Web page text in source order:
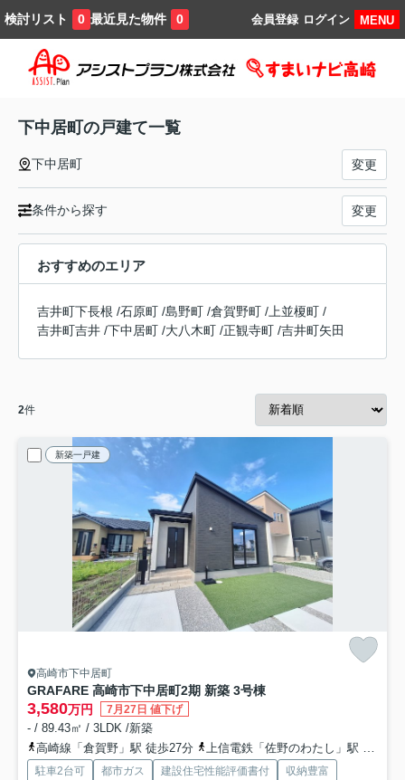
検討リスト 0 最近見た物件 0 MENU
ログイン
会員登録
下中居町の戸建て一覧
下中居町 変更
条件から探す 変更
おすすめのエリア
吉井町下長根 /石原町 /島野町 /倉賀野町 / 上並榎町 /
吉井町吉井 /下中居町 /大八木町 /正観寺町 /吉井町矢田
2件
新築一戸建
高崎市下中居町
GRAFARE 高崎市下中居町2期 新築 3号棟
3,580万円 7月27日 値下げ
- / 89.43㎡ / 3LDK /新築
高崎線「倉賀野」駅 徒歩27分
上信電鉄「佐野のわたし」駅 徒歩39分
駐車2台可 都市ガス 建設住宅性能評価書付
収納豊富